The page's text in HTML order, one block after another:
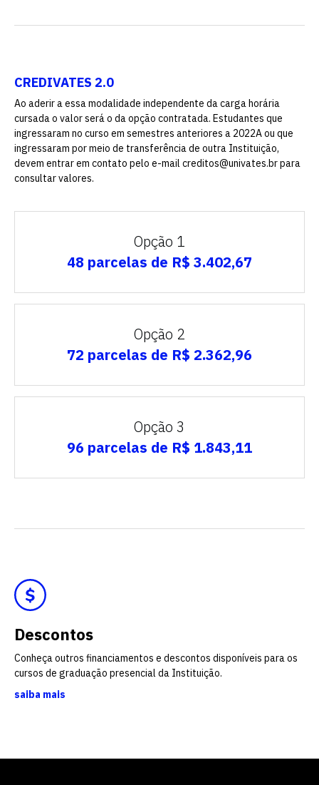
CREDIVATES 2.0
Ao aderir a essa modalidade independente da carga horária
cursada o valor será o da opção contratada. Estudantes que
ingressaram no curso em semestres anteriores a 2022A ou que
ingressaram por meio de transferência de outra Instituição,
devem entrar em contato pelo e-mail creditos@univates.br para
consultar valores.
Opção 1
48 parcelas de R$ 3.402,67
Opção 2
72 parcelas de R$ 2.362,96
Opção 3
96 parcelas de R$ 1.843,11
Descontos
Conheça outros financiamentos e descontos disponíveis para os
cursos de graduação presencial da Instituição.
saiba mais
Escolha a vaga que você
quer concorrer:
vagas para início de curso
vagas a partir do 2º ano de curso